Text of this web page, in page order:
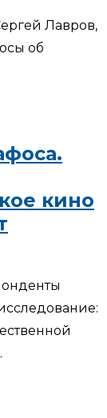
Лавров,
об
кино